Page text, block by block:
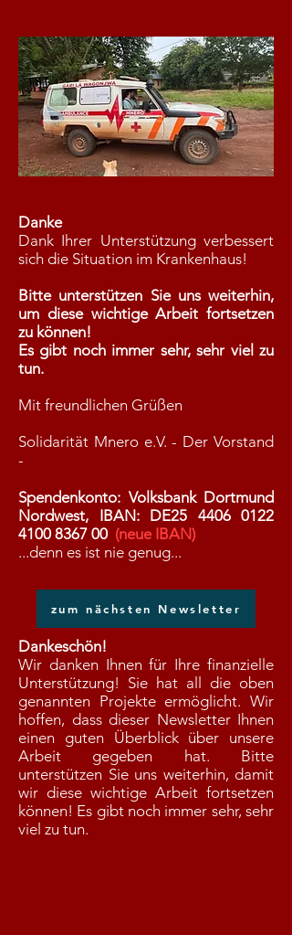
Danke
Dank Ihrer Unterstützung verbessert
sich die Situation im Krankenhaus!
Bitte unterstützen Sie uns weiterhin,
um diese wichtige Arbeit fortsetzen
zu können!
Es gibt noch immer sehr, sehr viel zu
tun.
Mit freundlichen Grüßen
Solidarität Mnero e.V. - Der Vorstand
-
Spendenkonto: Volksbank Dortmund
Nordwest, IBAN: DE25 4406 0122
4100 8367 00 (neue IBAN)
...denn es ist nie genug...
zum nächsten Newsletter
Dankeschön!
Wir danken Ihnen für Ihre finanzielle
Unterstützung! Sie hat all die oben
genannten Projekte ermöglicht. Wir
hoffen, dass dieser Newsletter Ihnen
einen guten Überblick über unsere
Arbeit gegeben hat. Bitte
unterstützen Sie uns weiterhin, damit
wir diese wichtige Arbeit fortsetzen
können! Es gibt noch immer sehr, sehr
viel zu tun.